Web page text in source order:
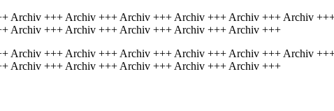
Archiv +++ Archiv +++ Archiv +++ Archiv +++ Archiv +++ Archiv
Archiv +++ Archiv +++ Archiv +++ Archiv +++ Archiv +++
Archiv +++ Archiv +++ Archiv +++ Archiv +++ Archiv +++ Archiv
Archiv +++ Archiv +++ Archiv +++ Archiv +++ Archiv +++